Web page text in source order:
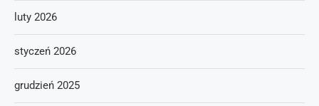
luty 2026
styczeń 2026
grudzień 2025